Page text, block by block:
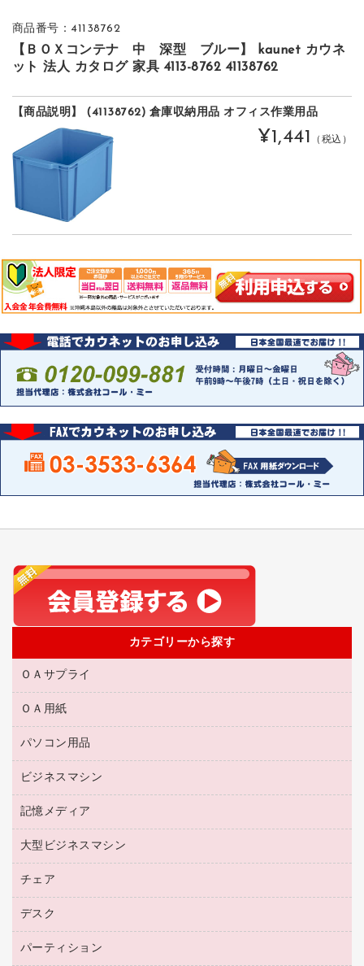
商品番号：41138762
【ＢＯＸコンテナ 中 深型 ブルー】 kaunet カウネ
ット 法人 カタログ 家具 4113-8762 41138762
【商品説明】 (41138762) 倉庫収納用品 オフィス作業用品
¥1,441 （税込）
カテゴリーから探す
ＯＡサプライ
互換インクカートリッジ
リサイクルトナー（リターン方式）
リサイクルトナー（プール方式）
リサイクルインクカートリッジ
プリンタ用リボン
トナーカートリッジ
コピートナー
インクカートリッジ
ＯＡ用紙
名刺用紙
帳票用紙／フォーム用紙
ワープロ用紙
ラベル用紙
プロッター用紙
ハガキ用紙
その他コピー用紙・プリンタ用紙
コピー用紙
パソコン用品
パソコン周辺機器
各種ケーブル
マウスパッド
マウス
パソコンバッグ／収納用品
ネットワーク／ＬＡＮ機器
ネットワーク／ＬＡＮアクセサリー
ビジネスマシン
電話機
レーザープリンタ／複合機
メモリーカード
プロジェクタ
ファクシミリ
デジタルカメラ
記憶メディア
ブルーレイディスク
ＣＤ－ＲＷ
ＣＤ－Ｒ
メディア収納用品
大型ビジネスマシン
プリンタ
チェア
応接イス・ベンチ
デスク
ミーティングテーブル
パーティション